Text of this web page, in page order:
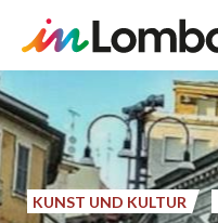
Direkt
zum
Inhalt
KUNST UND KULTUR